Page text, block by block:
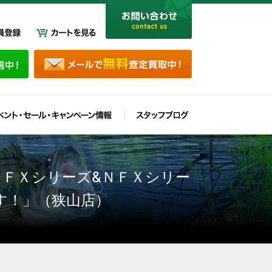
Ｘシリーズ&ＮＦＸシリー
」（狭山店）